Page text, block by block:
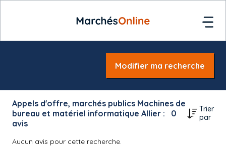
Modifier ma recherche
Appels d'offre, marchés publics Machines de
bureau et matériel informatique Allier :
0
avis
Trier
par
Aucun avis pour cette recherche.